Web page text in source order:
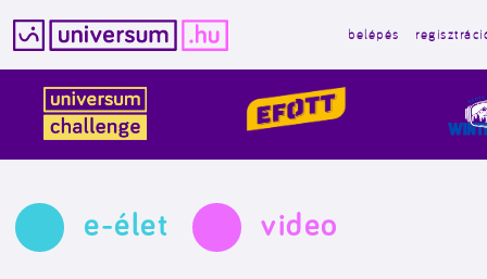
tartalomba
belépés
e-élet video